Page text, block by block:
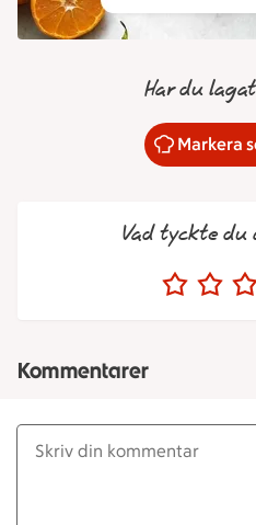
Har du
Markera
Vad tyckte du
Kommentarer